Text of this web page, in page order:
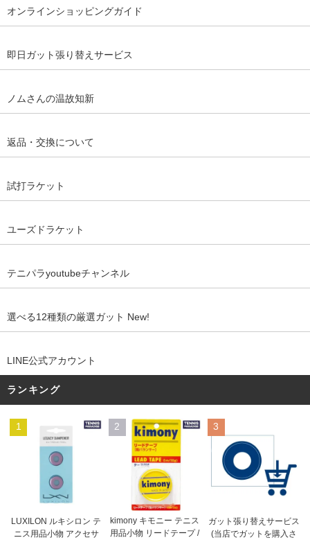
オンラインショッピングガイド
即日ガット張り替えサービス
ノムさんの温故知新
返品・交換について
試打ラケット
ユーズドラケット
テニパラyoutubeチャンネル
選べる12種類の厳選ガット New!
LINE公式アカウント
ランキング
1
LUXILON ルキシロン テ
ニス用品小物 アクセサ
2
kimony キモニー テニス
用品小物 リードテープ /
3
ガット張り替えサービス
(当店でガットを購入さ